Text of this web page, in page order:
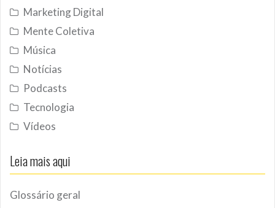
Marketing Digital
Mente Coletiva
Música
Notícias
Podcasts
Tecnologia
Vídeos
Leia mais aqui
Glossário geral